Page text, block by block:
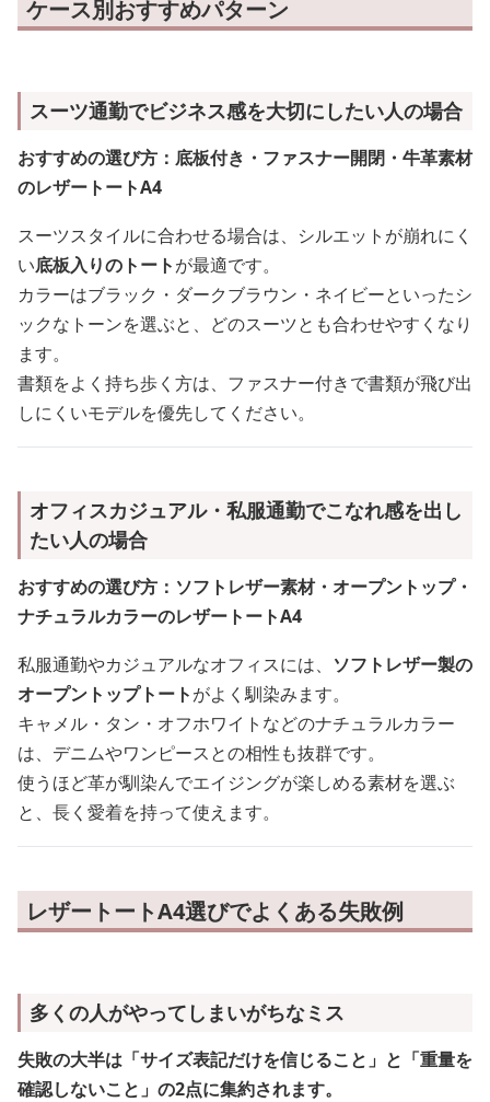
ケース別おすすめパターン
スーツ通勤でビジネス感を大切にしたい人の場合
おすすめの選び方：底板付き・ファスナー開閉・牛革素材
のレザートートA4
スーツスタイルに合わせる場合は、シルエットが崩れにく
い底板入りのトートが最適です。
カラーはブラック・ダークブラウン・ネイビーといったシ
ックなトーンを選ぶと、どのスーツとも合わせやすくなり
ます。
書類をよく持ち歩く方は、ファスナー付きで書類が飛び出
しにくいモデルを優先してください。
オフィスカジュアル・私服通勤でこなれ感を出し
たい人の場合
おすすめの選び方：ソフトレザー素材・オープントップ・
ナチュラルカラーのレザートートA4
私服通勤やカジュアルなオフィスには、 ソフトレザー製の
オープントップトートがよく馴染みます。
キャメル・タン・オフホワイトなどのナチュラルカラー
は、デニムやワンピースとの相性も抜群です。
使うほど革が馴染んでエイジングが楽しめる素材を選ぶ
と、長く愛着を持って使えます。
レザートートA4選びでよくある失敗例
多くの人がやってしまいがちなミス
失敗の大半は「サイズ表記だけを信じること」と「重量を
確認しないこと」の2点に集約されます。